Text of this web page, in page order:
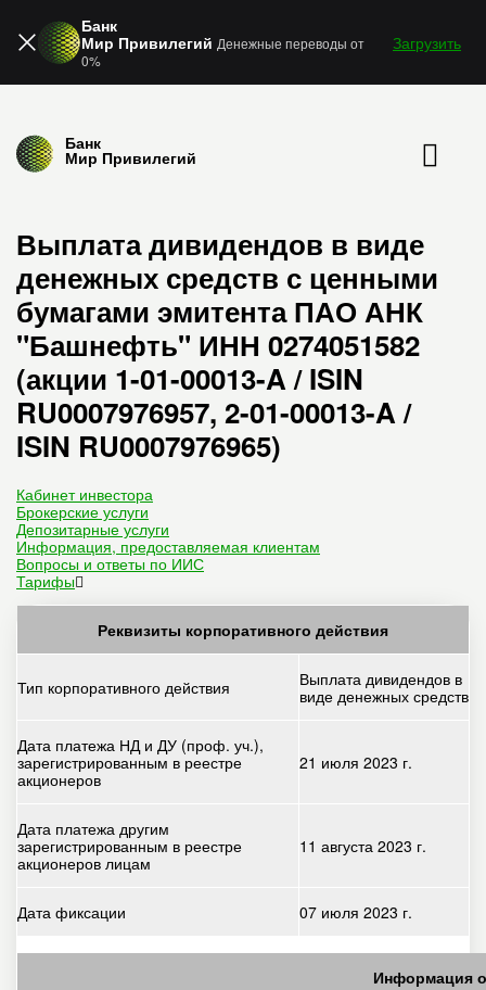
Банк
Мир Привилегий Денежные переводы от
0%
Загрузить
Банк
Мир Привилегий
Выплата дивидендов в виде
денежных средств с ценными
бумагами эмитента ПАО АНК
"Башнефть" ИНН 0274051582
(акции 1-01-00013-A / ISIN
RU0007976957, 2-01-00013-A /
ISIN RU0007976965)
Кабинет инвестора
Брокерские услуги
Депозитарные услуги
Информация, предоставляемая клиентам
Вопросы и ответы по ИИС
Тарифы
Реквизиты корпоративного действия
Тип корпоративного действия
Выплата дивидендов в
виде денежных средств
Дата платежа НД и ДУ (проф. уч.),
зарегистрированным в реестре
акционеров
21 июля 2023 г.
Дата платежа другим
зарегистрированным в реестре
акционеров лицам
11 августа 2023 г.
Дата фиксации 07 июля 2023 г.
Информация